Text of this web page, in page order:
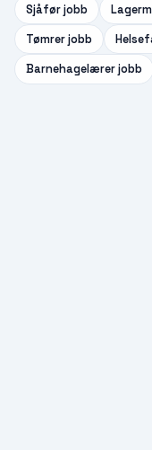
Sjåførjobb
Tømrerjobb
Barnehagelærerjobb